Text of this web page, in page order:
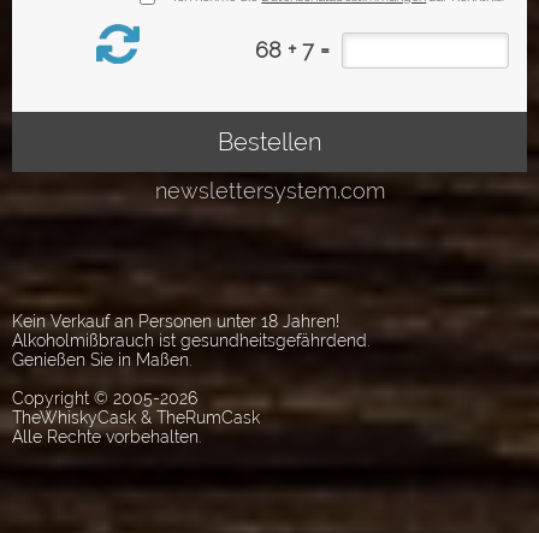
Kein Verkauf an Personen unter 18 Jahren!
Alkoholmißbrauch ist gesundheitsgefährdend.
Genießen Sie in Maßen.
Copyright © 2005-2026
TheWhiskyCask & TheRumCask
Alle Rechte vorbehalten.